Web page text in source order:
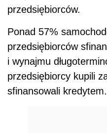
przedsiębiorców.
Ponad 57%
przedsiębiorców
i wynajmu
przedsiębiorcy kupili
sfinansowali kredytem.